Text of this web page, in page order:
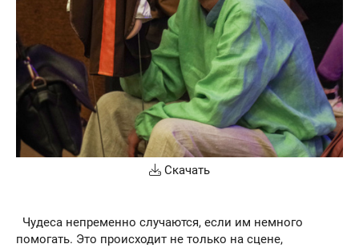
Скачать
Чудеса непременно случаются, если им немного
помогать. Это происходит не только на сцене,